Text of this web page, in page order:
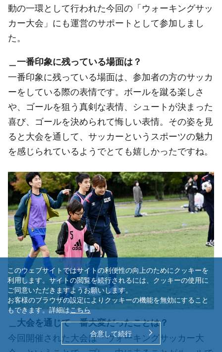
このウェブサイトではサイトの利便性の向上のためにクッキーを
利用します。サイトの閲覧を続行されるには、クッキーの使用に
ご同意いただきますようお願いします。
お客様のブラウザの設定によりクッキーの機能を無効にすること
もできます。詳細はこちら
合意して続行
動の一環として行われた今回の「ウォーキングサッ
カー大会」にも運営のサポートとして参加しまし
た。
＿一番印象に残っている場面は？
一番印象に残っている場面は、参加者の方のサッカ
ーをしている際の表情です。ボールを蹴る楽しさ
や、ゴールを狙う真剣な表情、シュートが決まった
喜び、ゴールを決められて悔しい表情。その姿を見
ると大会を通して、サッカーというスポーツの魅力
を感じられているようでとても嬉しかったですね。
＿大会を通じて一番大変だったことは？
今回開催された大会は「ウォーキングサッカー大